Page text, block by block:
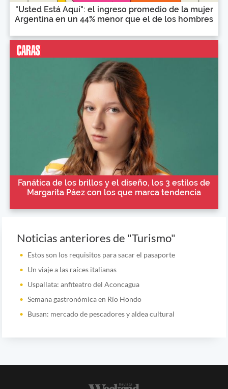
"Usted Está Aquí": el ingreso promedio de la mujer
Argentina en un 44% menor que el de los hombres
Fanática de los brillos y el diseño, los 3 estilos de
Margarita Páez con los que marca tendencia
Noticias anteriores de "Turismo"
Estos son los requisitos para sacar el pasaporte
Un viaje a las raíces italianas
Uspallata: anfiteatro del Aconcagua
Semana gastronómica en Río Hondo
Busan: mercado de pescadores y aldea cultural